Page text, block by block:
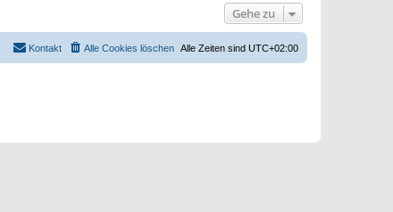
Gehe zu
Alle Zeiten sind UTC+02:00
Alle Cookies löschen
Kontakt